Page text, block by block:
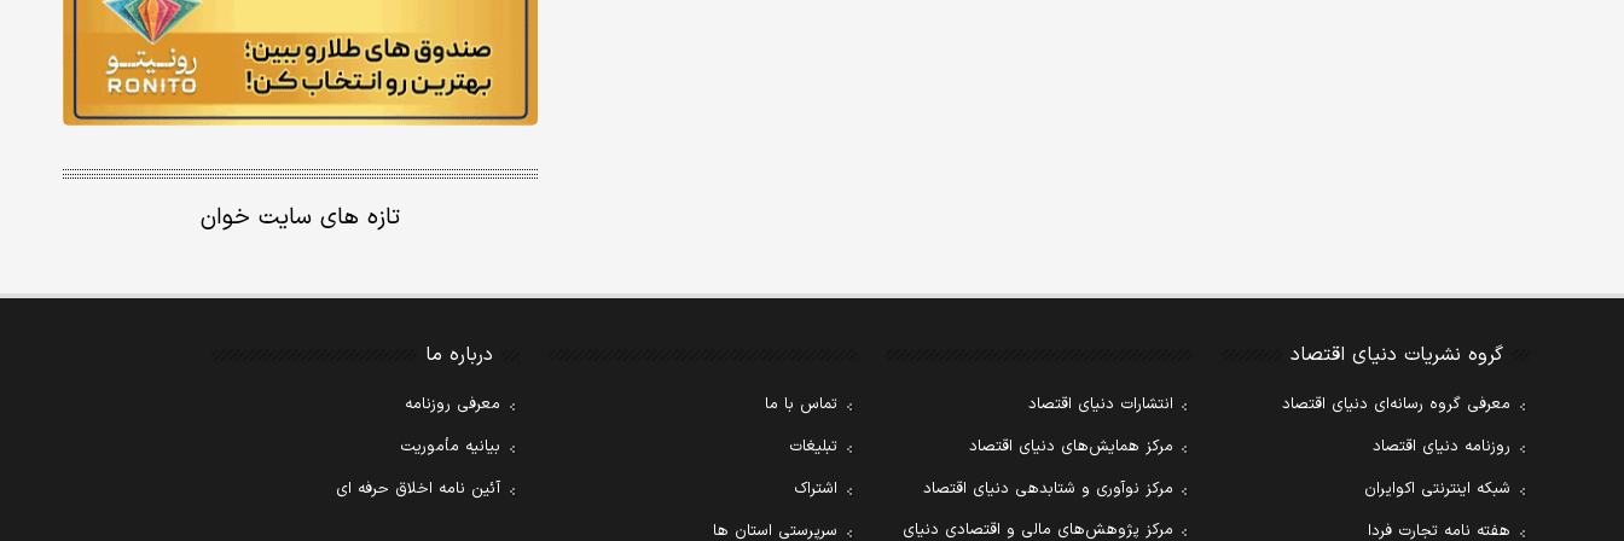
تازه های سایت خوان
گروه نشریات دنیای اقتصاد
معرفی گروه رسانه‌ای دنیای اقتصاد
روزنامه دنیای اقتصاد
شبکه اینترنتی اکوایران
هفته نامه تجارت فردا
انتشارات دنیای اقتصاد
مرکز همایش‌های دنیای اقتصاد
مرکز نوآوری و شتابدهی دنیای اقتصاد
مرکز پژوهش‌های مالی و اقتصادی دنیای
تماس با ما
تبلیغات
اشتراک
سرپرستی استان ها
درباره ما
معرفی روزنامه
بیانیه مأموریت
آئین نامه اخلاق حرفه ای